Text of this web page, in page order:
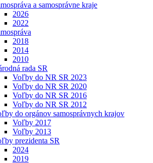
a samosprávne kraje
2026
2022
2018
2014
2010
rada SR
Voľby do NR SR 2023
Voľby do NR SR 2020
Voľby do NR SR 2016
Voľby do NR SR 2012
do orgánov samosprávnych krajov
Voľby 2017
Voľby 2013
prezidenta SR
2024
2019